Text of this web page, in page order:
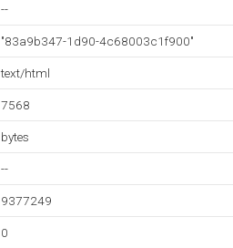
--
"83a9b347-1d90-4c68003c1f900"
text/html
7568
bytes
--
9377249
0